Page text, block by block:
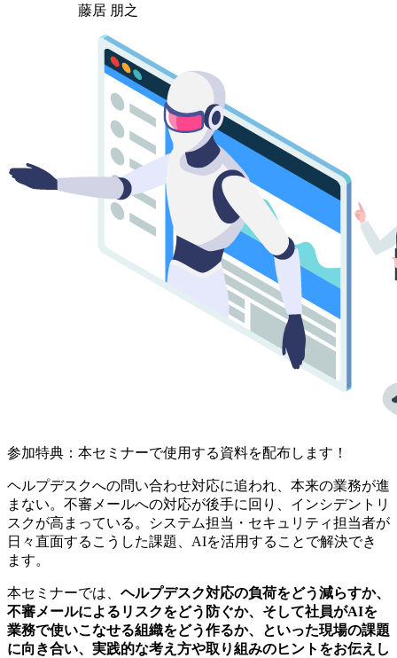
藤居 朋之
参加特典：本セミナーで使用する資料を配布します！
ヘルプデスクへの問い合わせ対応に追われ、本来の業務が進
まない。不審メールへの対応が後手に回り、インシデントリ
スクが高まっている。システム担当・セキュリティ担当者が
日々直面するこうした課題、AIを活用することで解決でき
ます。
本セミナーでは、 ヘルプデスク対応の負荷をどう減らすか、
不審メールによるリスクをどう防ぐか、そして社員がAIを
業務で使いこなせる組織をどう作るか、といった現場の課題
に向き合い、実践的な考え方や取り組みのヒントをお伝えし